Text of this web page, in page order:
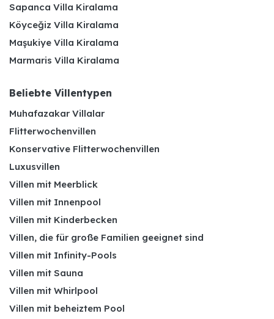
Sapanca Villa Kiralama
Köyceğiz Villa Kiralama
Maşukiye Villa Kiralama
Marmaris Villa Kiralama
Beliebte Villentypen
Muhafazakar Villalar
Flitterwochenvillen
Konservative Flitterwochenvillen
Luxusvillen
Villen mit Meerblick
Villen mit Innenpool
Villen mit Kinderbecken
Villen, die für große Familien geeignet sind
Villen mit Infinity-Pools
Villen mit Sauna
Villen mit Whirlpool
Villen mit beheiztem Pool